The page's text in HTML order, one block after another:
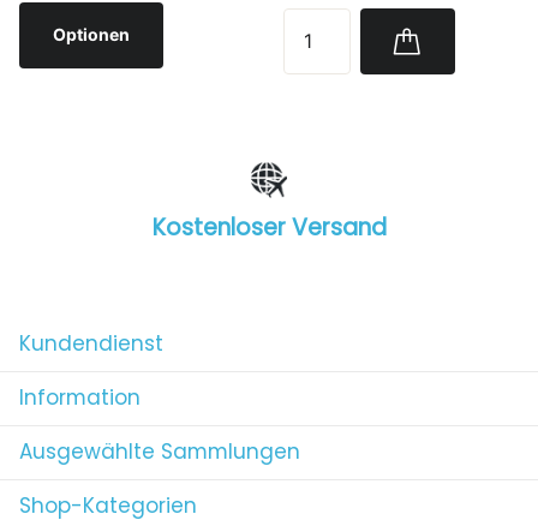
Optionen
Kostenloser Versand
Kundendienst
Information
Ausgewählte Sammlungen
Shop-Kategorien